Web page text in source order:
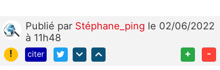
Publié par Stéphane_ping le 02/06/2022
à 11h48
!
citer + -